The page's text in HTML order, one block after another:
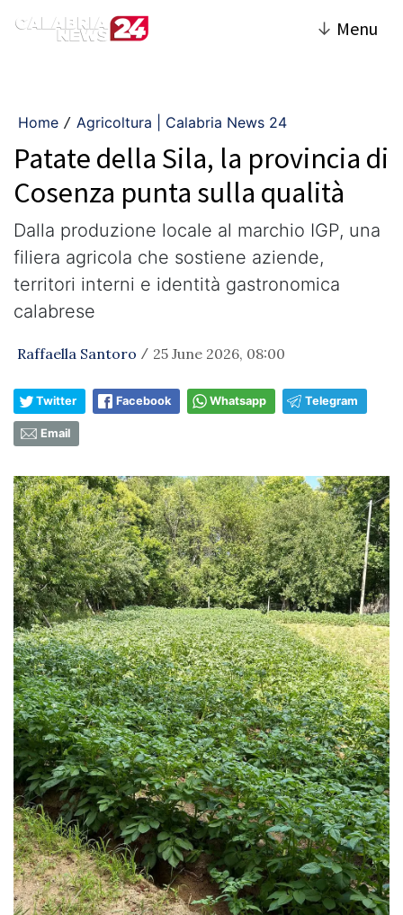
↓ Menu
Home / Agricoltura | Calabria News 24
Patate della Sila, la provincia di
Cosenza punta sulla qualità
Dalla produzione locale al marchio IGP, una
filiera agricola che sostiene aziende,
territori interni e identità gastronomica
calabrese
Raffaella Santoro / 25 June 2026, 08:00
Twitter Facebook Whatsapp Telegram
Email